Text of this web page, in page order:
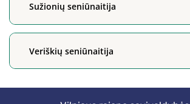
Sužionių seniūnaitija
Veriškių seniūnaitija